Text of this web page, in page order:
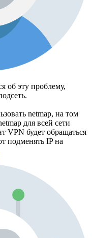
об эту проблему,
netmap, на том
для всей сети
VPN будет обращаться
подменять IP на